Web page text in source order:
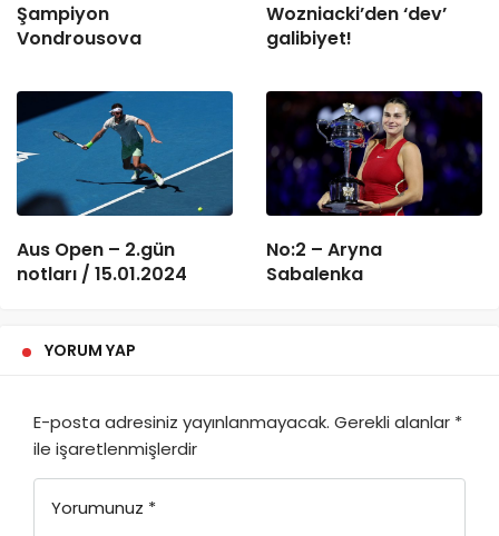
Şampiyon
Vondrousova
Wozniacki’den ‘dev’
galibiyet!
Aus Open – 2.gün
notları / 15.01.2024
No:2 – Aryna
Sabalenka
YORUM YAP
E-posta adresiniz yayınlanmayacak. Gerekli alanlar *
ile işaretlenmişlerdir
Yorumunuz *